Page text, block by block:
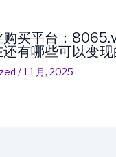
购买平台：
有哪些可以变
/1 1 月, 2025